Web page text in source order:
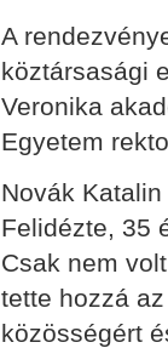
A
köztársasági
Veronika
Egyetem
Novák
Felidézte, 35
Csak nem
tette hozzá
közösségért